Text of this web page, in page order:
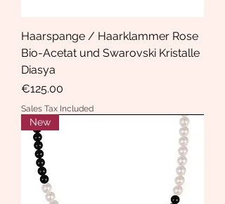
Haarspange / Haarklammer Rose
Bio-Acetat und Swarovski Kristalle
Diasya
Price
€125.00
Sales Tax Included
New